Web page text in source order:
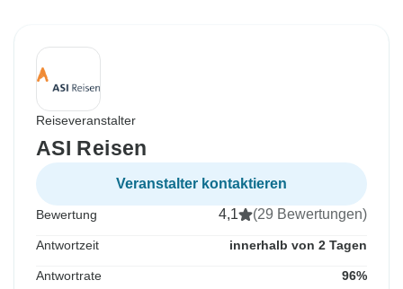
Reiseveranstalter
ASI Reisen
Veranstalter kontaktieren
Bewertung 4,1 (29 Bewertungen)
Antwortzeit innerhalb von 2 Tagen
Antwortrate 96%